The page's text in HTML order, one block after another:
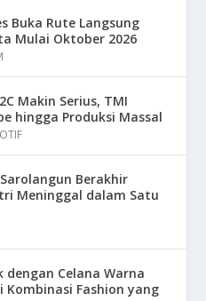
Buka Rute Langsung
Mulai Oktober 2026
Makin Serius, TMI
hingga Produksi Massal
Berakhir
Meninggal dalam Satu
dengan Celana Warna
Kombinasi Fashion yang